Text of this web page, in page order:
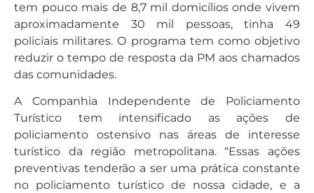
tem pouco mais de 8,7 mil domicílios onde vivem
aproximadamente 30 mil pessoas, tinha 49
policiais militares. O programa tem como objetivo
reduzir o tempo de resposta da PM aos chamados
das comunidades.
A Companhia Independente de Policiamento
Turístico tem intensificado as ações de
policiamento ostensivo nas áreas de interesse
turístico da região metropolitana. “Essas ações
preventivas tenderão a ser uma prática constante
no policiamento turístico de nossa cidade, e a